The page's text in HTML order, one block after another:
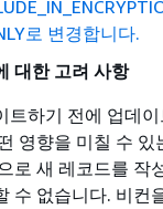
로 변경합니다.
대한 고려 사항
트하기 전에 업데
영향을 미칠 수 있
로 새 레코드를 작
수 없습니다. 비컨